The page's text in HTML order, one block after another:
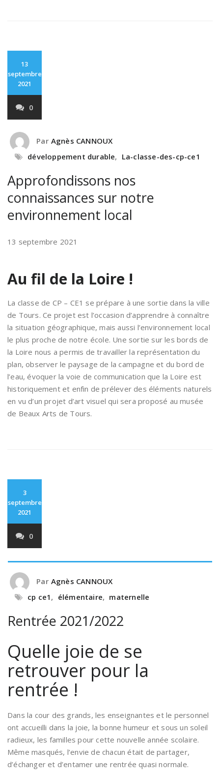
13
septembre
2021
0
Par Agnès CANNOUX
développement durable, La-classe-des-cp-ce1
Approfondissons nos
connaissances sur notre
environnement local
13 septembre 2021
Au fil de la Loire !
La classe de CP – CE1 se prépare à une sortie dans la ville
de Tours. Ce projet est l’occasion d’apprendre à connaître
la situation géographique, mais aussi l’environnement local
le plus proche de notre école. Une sortie sur les bords de
la Loire nous a permis de travailler la représentation du
plan, observer le paysage de la campagne et du bord de
l’eau, évoquer la voie de communication que la Loire est
historiquement et enfin de prélever des éléments naturels
en vu d’un projet d’art visuel qui sera proposé au musée
de Beaux Arts de Tours.
3
septembre
2021
0
Par Agnès CANNOUX
cp ce1 , élémentaire, maternelle
Rentrée 2021/2022
Quelle joie de se
retrouver pour la
rentrée !
Dans la cour des grands, les enseignantes et le personnel
ont accueilli dans la joie, la bonne humeur et sous un soleil
radieux, les familles pour cette nouvelle année scolaire.
Même masqués, l’envie de chacun était de partager,
d’échanger et d’entamer une rentrée quasi normale.